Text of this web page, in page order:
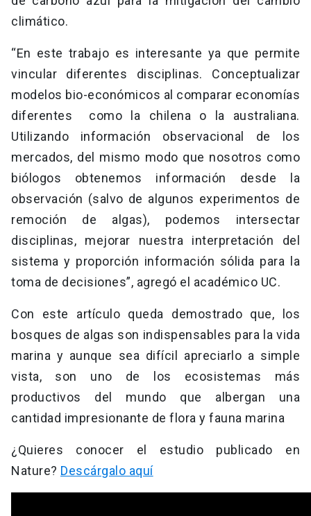
climático.
“En este trabajo es interesante ya que permite
vincular diferentes disciplinas. Conceptualizar
modelos bio-económicos al comparar economías
diferentes como la chilena o la australiana.
Utilizando información observacional de los
mercados, del mismo modo que nosotros como
biólogos obtenemos información desde la
observación (salvo de algunos experimentos de
remoción de algas), podemos intersectar
disciplinas, mejorar nuestra interpretación del
sistema y proporción información sólida para la
toma de decisiones”, agregó el académico UC.
Con este artículo queda demostrado que, los
bosques de algas son indispensables para la vida
marina y aunque sea difícil apreciarlo a simple
vista, son uno de los ecosistemas más
productivos del mundo que albergan una
cantidad impresionante de flora y fauna marina
¿Quieres conocer el estudio publicado en
Nature? Descárgalo aquí